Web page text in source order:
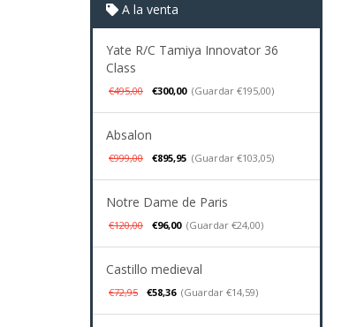
A la venta
Yate R/C Tamiya Innovator 36
Class
€495,00 €300,00 (Guardar €195,00)
Absalon
€999,00 €895,95 (Guardar €103,05)
Notre Dame de Paris
€120,00 €96,00 (Guardar €24,00)
Castillo medieval
€72,95 €58,36 (Guardar €14,59)